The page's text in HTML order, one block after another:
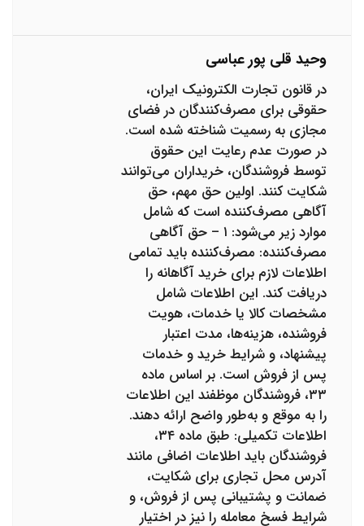
وحید قلی پور عباسی
در قانون تجارت الکترونیک ایران،
حقوقی برای مصرف‌کنندگان در فضای
مجازی به رسمیت شناخته شده است.
در صورت عدم رعایت این حقوق
توسط فروشندگان، خریداران می‌توانند
شکایت کنند. اولین حق مهم، حق
آگاهی مصرف‌کننده است که شامل
موارد زیر می‌شود: ۱ – حق آگاهی
مصرف‌کننده: مصرف‌کننده باید تمامی
اطلاعات لازم برای خرید آگاهانه را
دریافت کند. این اطلاعات شامل
مشخصات کالا یا خدمات، هویت
فروشنده، هزینه‌ها، مدت اعتبار
پیشنهاد، و شرایط خرید و خدمات
پس از فروش است. بر اساس ماده
۳۳، فروشندگان موظفند این اطلاعات
را به موقع و به‌طور واضح ارائه دهند.
اطلاعات تکمیلی: طبق ماده ۳۴،
فروشندگان باید اطلاعات اضافی مانند
آدرس محل تجاری برای شکایت،
ضمانت و پشتیبانی پس از فروش، و
شرایط فسخ معامله را نیز در اختیار